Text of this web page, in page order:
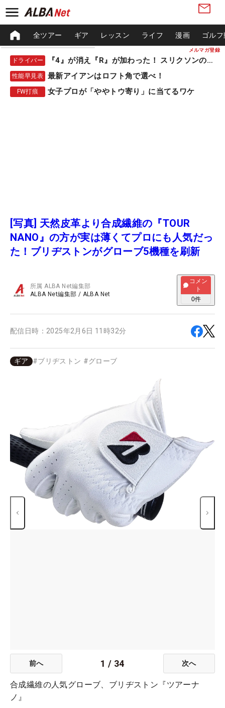
メルマガ登録
全ツアー ギア レッスン ライフ 漫画 ゴル
ドライバー 『4』が消え『R』が加わった！ スリクソンの新作
性能早見表 最新アイアンはロフト角で選べ！
FW打痕 女子プロが「ややトウ寄り」に当てるワケ
[写真] 天然皮革より合成繊維の『TOUR
NANO』の方が実は薄くてプロにも人気だっ
た！ブリヂストンがグローブ5機種を刷新
所属ALBA Net編集部
ALBA Net編集部 / ALBA Net
コメン
ト
0件
配信日時： 2025年2月6日 11時32分
ギア #ブリヂストン #グローブ
前へ 1 / 34 次へ
合成繊維の人気グローブ、ブリヂストン『ツアーナ
ノ』